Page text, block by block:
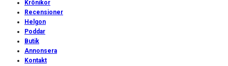
Krönikor
Recensioner
Helgon
Poddar
Butik
Annonsera
Kontakt